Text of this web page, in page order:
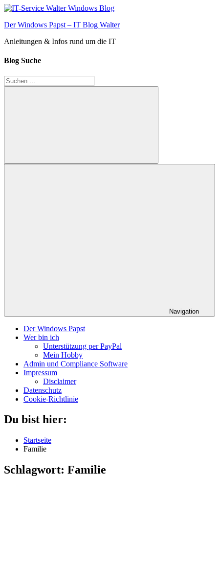
Zum
springen
Der Windows Papst – IT Blog Walter
Anleitungen & Infos rund um die IT
Blog Suche
Suchen
nach:
Suchen
Navigation
Der Windows Papst
Wer bin ich
Unterstützung per PayPal
Mein Hobby
Admin und Compliance Software
Impressum
Disclaimer
Datenschutz
Cookie-Richtlinie
Du bist hier:
Startseite
Familie
Schlagwort: Familie